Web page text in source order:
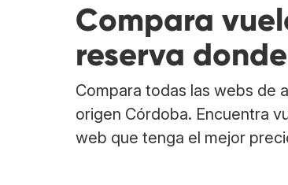
Compara
reserva
Compara todas las webs de
origen Córdoba. Encuentra
web que tenga el mejor